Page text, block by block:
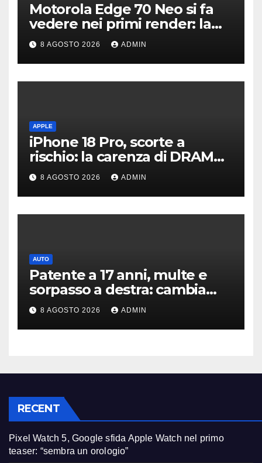
Motorola Edge 70 Neo si fa
vedere nei primi render: la
fotocamera è da 200 MP
8 AGOSTO 2026 ADMIN
APPLE
iPhone 18 Pro, scorte a
rischio: la carenza di DRAM
potrebbe far slittare le
consegne
8 AGOSTO 2026 ADMIN
AUTO
Patente a 17 anni, multe e
sorpasso a destra: cambia
tutto, nuove regole allo
studio
8 AGOSTO 2026 ADMIN
RECENT
Pixel Watch 5, Google sfida Apple Watch nel primo
teaser: “sembra un orologio”